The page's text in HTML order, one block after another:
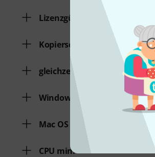
Lizenzgültigkeit
Kopierschutz
gleichzeitige Freischaltungen
Windows
Mac OS (64 Bit)
CPU min.